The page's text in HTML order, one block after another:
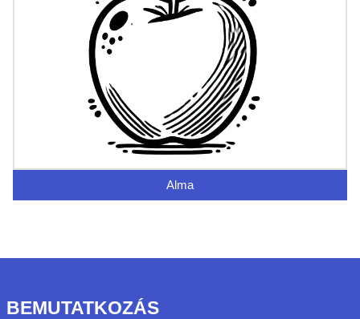
Alma
BEMUTATKOZÁS